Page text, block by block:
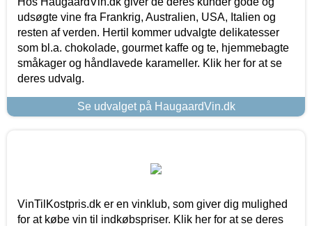
udsøgte vine fra Frankrig, Australien, USA, Italien og
resten af verden. Hertil kommer udvalgte delikatesser
som bl.a. chokolade, gourmet kaffe og te, hjemmebagte
småkager og håndlavede karameller. Klik her for at se
deres udvalg.
Se udvalget på HaugaardVin.dk
VinTilKostpris.dk er en vinklub, som giver dig mulighed
for at købe vin til indkøbspriser. Klik her for at se deres